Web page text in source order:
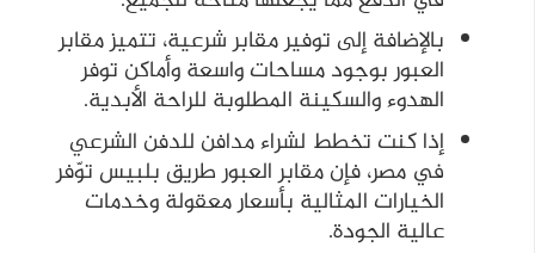
بالإضافة إلى توفير مقابر شرعية، تتميز مقابر
العبور بوجود مساحات واسعة وأماكن توفر
الهدوء والسكينة المطلوبة للراحة الأبدية.
إذا كنت تخطط لشراء مدافن للدفن الشرعي
في مصر، فإن مقابر العبور طريق بلبيس توّفر
الخيارات المثالية بأسعار معقولة وخدمات
عالية الجودة.